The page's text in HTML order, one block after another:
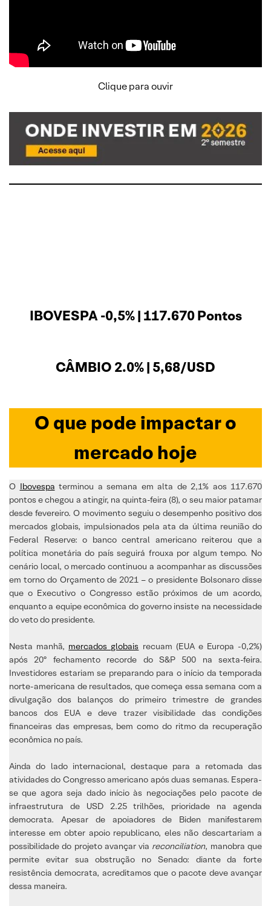
Clique para ouvir
IBOVESPA -0,5% | 117.670 Pontos
CÂMBIO 2.0% | 5,68/USD
O que pode impactar o
mercado hoje
O Ibovespa terminou a semana em alta de 2,1% aos 117.670
pontos e chegou a atingir, na quinta-feira (8), o seu maior patamar
desde fevereiro. O movimento seguiu o desempenho positivo dos
mercados globais, impulsionados pela ata da última reunião do
Federal Reserve: o banco central americano reiterou que a
política monetária do país seguirá frouxa por algum tempo. No
cenário local, o mercado continuou a acompanhar as discussões
em torno do Orçamento de 2021 – o presidente Bolsonaro disse
que o Executivo o Congresso estão próximos de um acordo,
enquanto a equipe econômica do governo insiste na necessidade
do veto do presidente.
Nesta manhã, mercados globais recuam (EUA e Europa -0,2%)
após 20º fechamento recorde do S&P 500 na sexta-feira.
Investidores estariam se preparando para o início da temporada
norte-americana de resultados, que começa essa semana com a
divulgação dos balanços do primeiro trimestre de grandes
bancos dos EUA e deve trazer visibilidade das condições
financeiras das empresas, bem como do ritmo da recuperação
econômica no país.
Ainda do lado internacional, destaque para a retomada das
atividades do Congresso americano após duas semanas. Espera-
se que agora seja dado início às negociações pelo pacote de
infraestrutura de USD 2.25 trilhões, prioridade na agenda
democrata. Apesar de apoiadores de Biden manifestarem
interesse em obter apoio republicano, eles não descartariam a
possibilidade do projeto avançar via reconciliation, manobra que
permite evitar sua obstrução no Senado: diante da forte
resistência democrata, acreditamos que o pacote deve avançar
dessa maneira.